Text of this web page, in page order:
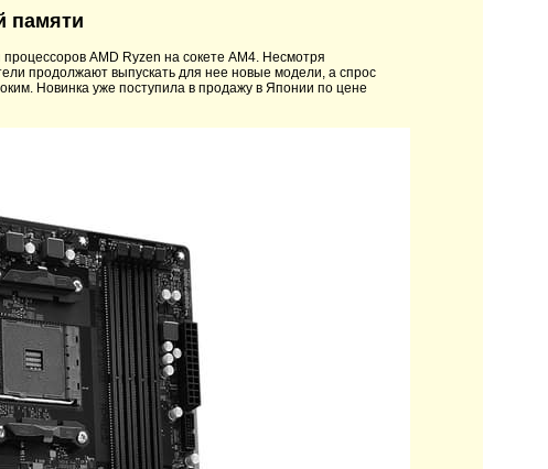
памяти
AMD Ryzen на сокете AM4. Несмотря
продолжают выпускать для нее новые модели, а спрос
Новинка уже поступила в продажу в Японии по цене